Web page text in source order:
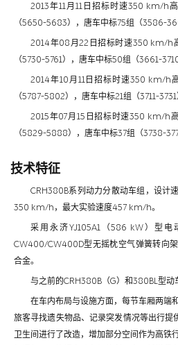
2013年11月11日招标时速350 km/h
（5650-5683），唐车中标75组（3586-
2014年08月22日招标时速350 km/h
（5730-5761），唐车中标50组（3661-3710
2014年10月11日招标时速350 km/h
（5787-5802），唐车中标21组（3711-3731
2015年07月15日招标时速350 km/h
（5829-5888），唐车中标37组（3738-
技术特征
CRH380B系列动力分散动车组，设
350 km/h，最大实验速度457 km/h。
采用永济YJ105A1（586 kW）型电
CW400/CW400D型无摇枕空气弹簧转向
合金。
与之前的CRH380B（G）和380BL型动
在车内布局与设施方面，每节车厢两端
旅客寻找遗失物品、记录突发情况等出行
卫生间进行了改造，增加部分空间作为高铁